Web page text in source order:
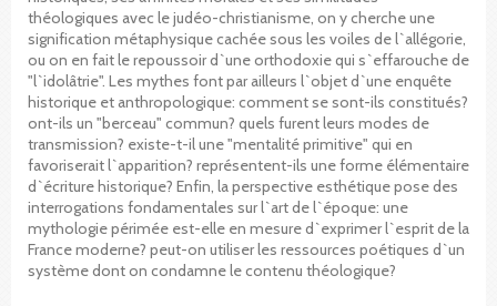
théologiques avec le judéo-christianisme, on y cherche une
signification métaphysique cachée sous les voiles de l`allégorie,
ou on en fait le repoussoir d`une orthodoxie qui s`effarouche de
"l`idolâtrie". Les mythes font par ailleurs l`objet d`une enquête
historique et anthropologique: comment se sont-ils constitués?
ont-ils un "berceau" commun? quels furent leurs modes de
transmission? existe-t-il une "mentalité primitive" qui en
favoriserait l`apparition? représentent-ils une forme élémentaire
d`écriture historique? Enfin, la perspective esthétique pose des
interrogations fondamentales sur l`art de l`époque: une
mythologie périmée est-elle en mesure d`exprimer l`esprit de la
France moderne? peut-on utiliser les ressources poétiques d`un
système dont on condamne le contenu théologique?